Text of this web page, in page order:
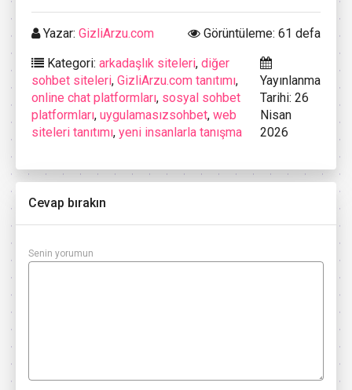
Yazar: GizliArzu.com
Görüntüleme: 61 defa
Kategori: arkadaşlık siteleri, diğer
sohbet siteleri, GizliArzu.com tanıtımı,
online chat platformları, sosyal sohbet
platformları, uygulamasızsohbet, web
siteleri tanıtımı, yeni insanlarla tanışma
Yayınlanma
Tarihi: 26
Nisan
2026
Cevap bırakın
Senin yorumun